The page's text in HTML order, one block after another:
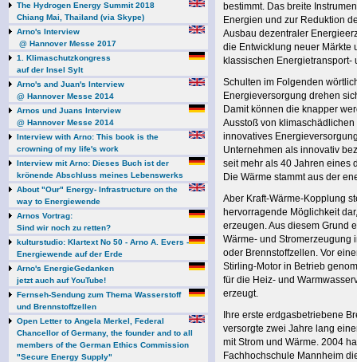
The Hydrogen Energy Summit 2018
Chiang Mai, Thailand (via Skype)
Arno's Interview
@ Hannover Messe 2017
1. Klimaschutzkongress
auf der Insel Sylt
Arno's and Juan's Interview
@ Hannover Messe 2014
Arnos und Juans Interview
@ Hannover Messe 2014
Interview with Arno: This book is the
crowning of my life's work
Interview mit Arno: Dieses Buch ist der
krönende Abschluss meines Lebenswerks
About "Our" Energy- Infrastructure on the
way to Energiewende
Arnos Vortrag:
Sind wir noch zu retten?
kulturstudio: Klartext No 50 - Arno A. Evers -
Energiewende auf der Erde
Arno's EnergieGedanken
jetzt auch auf YouTube!
Fernseh-Sendung zum Thema Wasserstoff
und Brennstoffzellen
Open Letter to Angela Merkel, Federal
Chancellor of Germany, the founder and to all
members of the German Ethics Commission
"Secure Energy Supply"
bestimmt. Das breite
Energien und zur Reduktion
Ausbau dezentraler
die Entwicklung neuer Märkte
klassischen Energietransport-
Schulten im Folgenden
Energieversorgung drehen
Damit können die knapper
Ausstoß von
innovatives
Unternehmen als innovativ
seit mehr als 40 Jahren eines
Die Wärme stammt aus der
Aber Kraft-Wärme-Kopplung
hervorragende Möglichkeit
erzeugen. Aus diesem Grund
Wärme- und Stromerzeugung
oder Brennstoffzellen. Vor
Stirling-Motor in Betrieb
für die Heiz- und
erzeugt.
Ihre erste erdgasbetriebene
versorgte zwei Jahre lang
mit Strom und Wärme. 2004
Fachhochschule Mannheim